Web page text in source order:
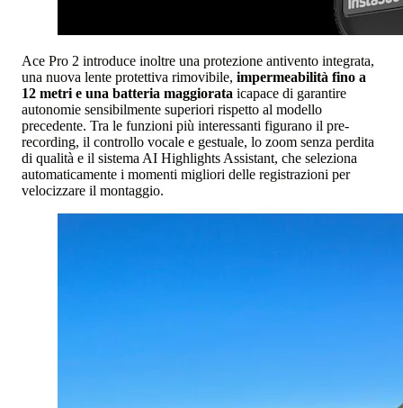
Ace Pro 2 introduce inoltre una protezione antivento integrata,
una nuova lente protettiva rimovibile, impermeabilità fino a
12 metri e una batteria maggiorata icapace di garantire
autonomie sensibilmente superiori rispetto al modello
precedente. Tra le funzioni più interessanti figurano il pre-
recording, il controllo vocale e gestuale, lo zoom senza perdita
di qualità e il sistema AI Highlights Assistant, che seleziona
automaticamente i momenti migliori delle registrazioni per
velocizzare il montaggio.